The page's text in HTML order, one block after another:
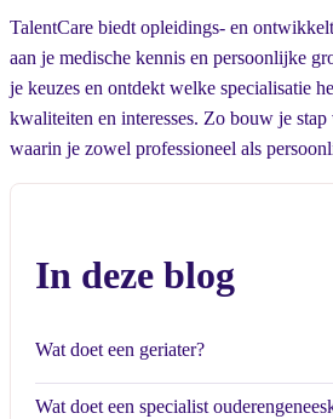
TalentCare biedt opleidings- en
aan je medische kennis en persoonlijke
je keuzes en ontdekt welke specialisatie
kwaliteiten en interesses. Zo bouw je stap
waarin je zowel professioneel als
In deze blog
Wat doet een geriater?
Wat doet een specialist